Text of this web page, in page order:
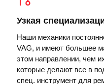
Узкая
Наши механики
VAG, и имеют большее
этом направлении, чем
которые делают все в
спец. инструмент для